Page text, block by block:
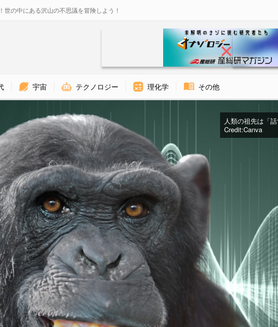
の中にある沢山の不思議を冒険しよう！
宇宙 テクノロジー 理化学 その他
人類の祖先は「
Credit:Canva